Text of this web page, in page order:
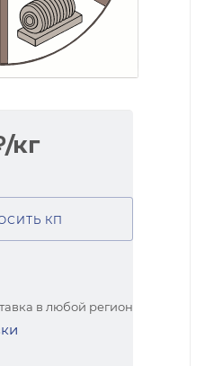
/кг
КП
в любой регион